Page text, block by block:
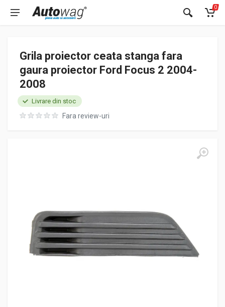
0
Grila proiector ceata stanga fara
gaura proiector Ford Focus 2 2004-
2008
Fara review-uri
Livrare din stoc